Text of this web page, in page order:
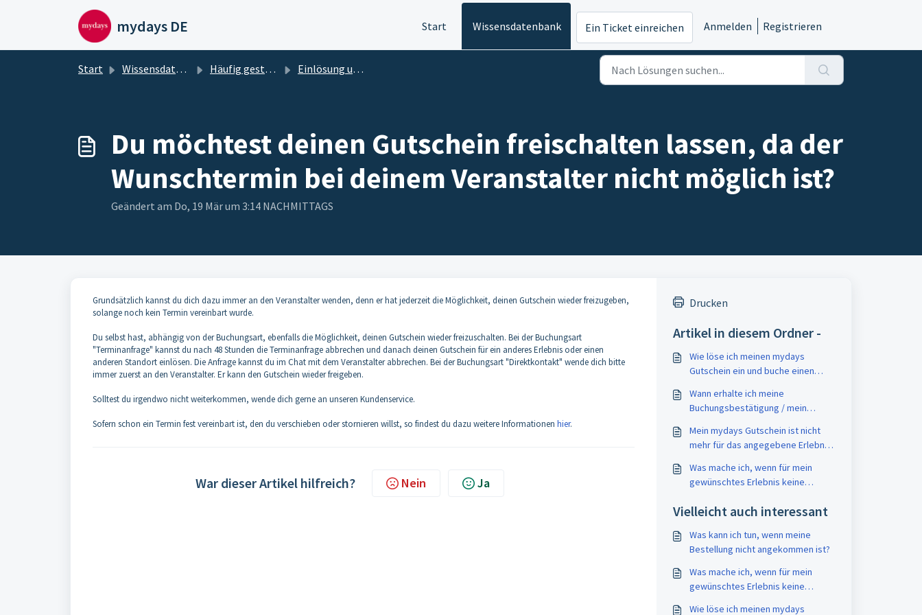
Zum hauptsächlichen Inhalt gehen
mydays DE Start Wissensdatenbank Ein Ticket einreichen Anmelden Registrieren
Start Wissensdatenbank Häufig gestellte Fragen Einlösung und Terminbuchung
Du möchtest deinen Gutschein freischalten lassen, da der
Wunschtermin bei deinem Veranstalter nicht möglich ist?
Geändert am Do, 19 Mär um 3:14 NACHMITTAGS
Grundsätzlich kannst du dich dazu immer an den Veranstalter wenden, denn er hat jederzeit die Möglichkeit, deinen Gutschein wieder freizugeben,
solange noch kein Termin vereinbart wurde.
Du selbst hast, abhängig von der Buchungsart, ebenfalls die Möglichkeit, deinen Gutschein wieder freizuschalten. Bei der Buchungsart
"Terminanfrage" kannst du nach 48 Stunden die Terminanfrage abbrechen und danach deinen Gutschein für ein anderes Erlebnis oder einen
anderen Standort einlösen. Die Anfrage kannst du im Chat mit dem Veranstalter abbrechen. Bei der Buchungsart "Direktkontakt" wende dich bitte
immer zuerst an den Veranstalter. Er kann den Gutschein wieder freigeben.
Solltest du irgendwo nicht weiterkommen, wende dich gerne an unseren Kundenservice.
Sofern schon ein Termin fest vereinbart ist, den du verschieben oder stornieren willst, so findest du dazu weitere Informationen hier.
War dieser Artikel hilfreich? Nein Ja
Drucken
Artikel in diesem Ordner -
Wie löse ich meinen mydays
Gutschein ein und buche einen
Wann erhalte ich meine
Buchungsbestätigung / mein
Mein mydays Gutschein ist nicht
mehr für das angegebene Erlebnis
Was mache ich, wenn für mein
gewünschtes Erlebnis keine
Vielleicht auch interessant
Was kann ich tun, wenn meine
Bestellung nicht angekommen ist?
Was mache ich, wenn für mein
gewünschtes Erlebnis keine
Wie löse ich meinen mydays